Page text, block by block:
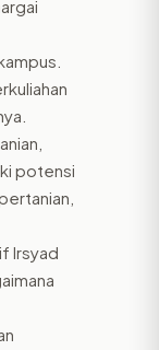
potensi
Irsyad